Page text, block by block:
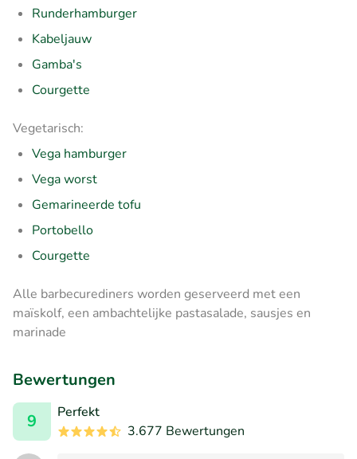
Runderhamburger
Kabeljauw
Gamba's
Courgette
Vegetarisch:
Vega hamburger
Vega worst
Gemarineerde tofu
Portobello
Courgette
Alle barbecurediners worden geserveerd met een
maïskolf, een ambachtelijke pastasalade, sausjes en
marinade
Bewertungen
9
Perfekt
3.677 Bewertungen